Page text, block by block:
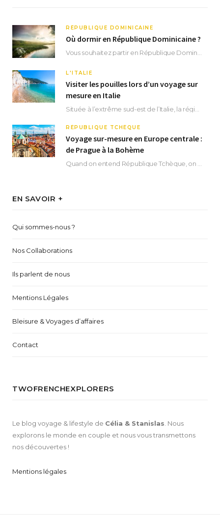
RÉPUBLIQUE DOMINICAINE
Où dormir en République Dominicaine ?
L'ITALIE
Visiter les pouilles lors d’un voyage sur
mesure en Italie
RÉPUBLIQUE TCHÈQUE
Voyage sur-mesure en Europe centrale :
de Prague à la Bohème
EN SAVOIR +
Qui sommes-nous ?
Nos Collaborations
Ils parlent de nous
Mentions Légales
Bleisure & Voyages d’affaires
Contact
TWOFRENCHEXPLORERS
Le blog voyage & lifestyle de Célia & Stanislas . Nous
explorons le monde en couple et nous vous transmettons
nos découvertes !
Mentions légales